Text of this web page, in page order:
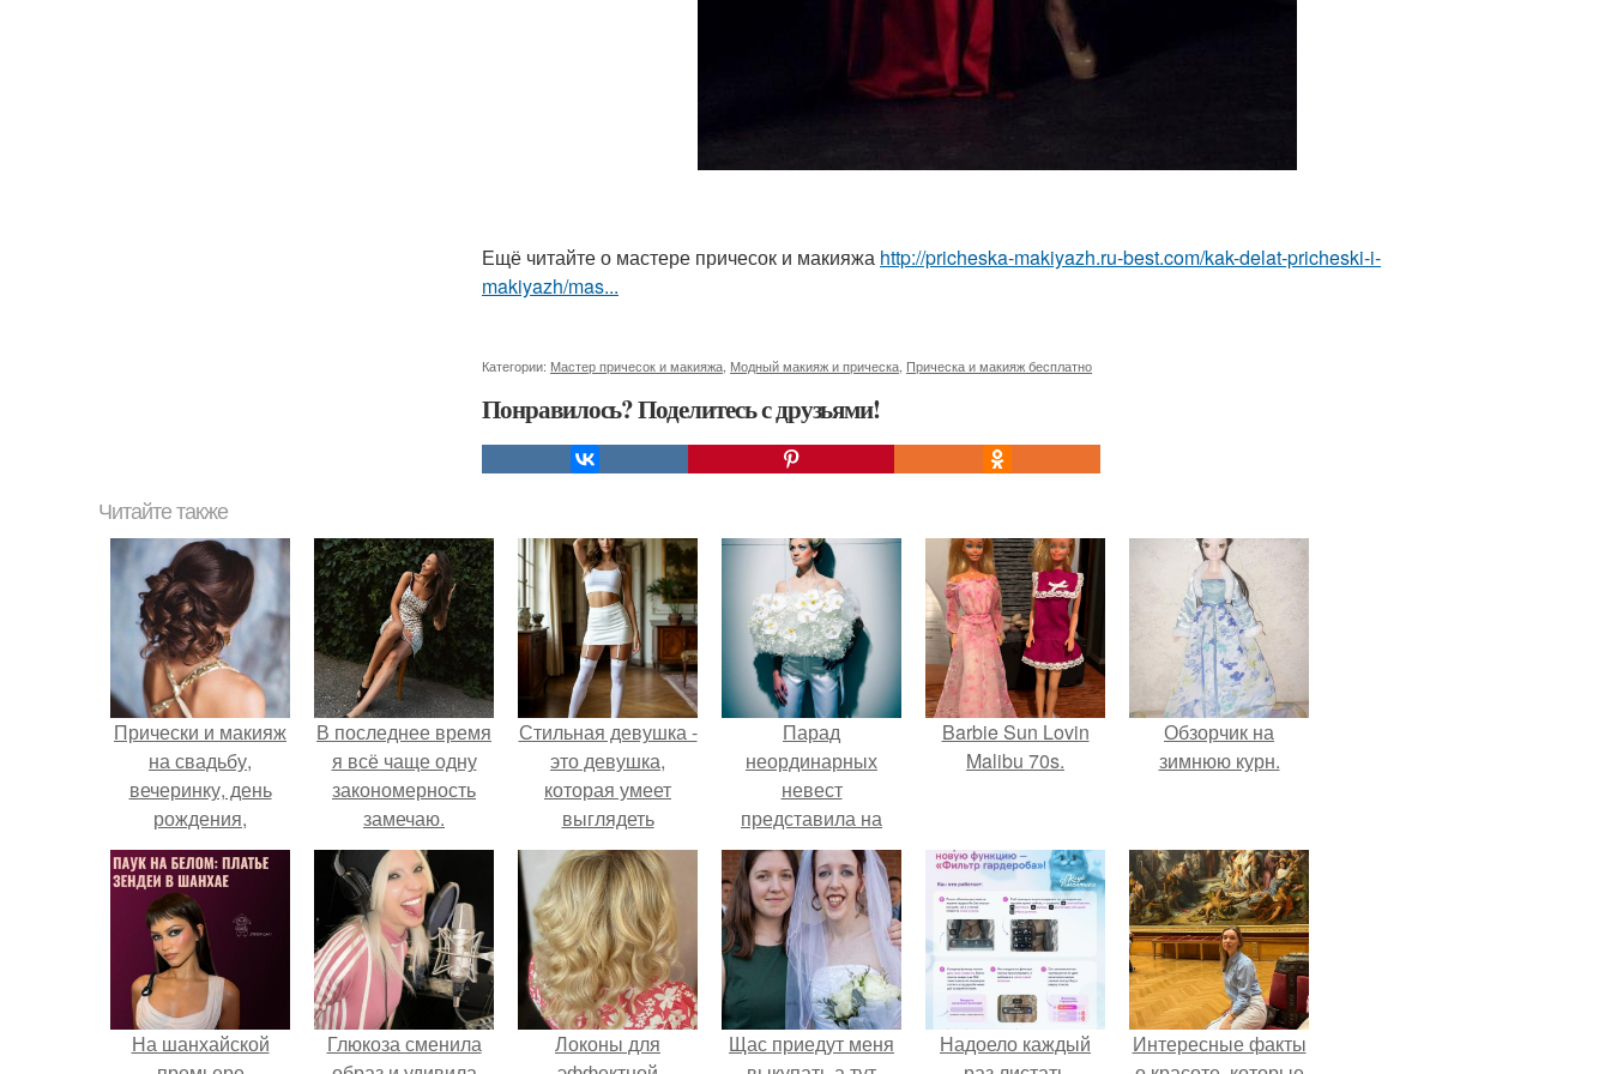
Ещё читайте о мастере причесок и макияжа http://pricheska-makiyazh.ru-best.com/kak-delat-pricheski-i-
makiyazh/mas...
Категории: Мастер причесок и макияжа Модный макияж и прическа Прическа и макияж бесплатно
Понравилось? Поделитесь с друзьями!
Читайте также
Прически и макияж
на свадьбу,
вечеринку, день
рождения,
выпускной,
корпоратив,
фотосессию и
просто на каждый
день.
В последнее время
я всё чаще одну
закономерность
замечаю.
Стильная девушка -
это девушка,
которая умеет
выглядеть
привлекательно и
элегантно в любои
ситуации.
Парад
неординарных
невест
представила на
цветочном шоу,
прошедшем в
рамках свадебной
выставки в Брно,
флорист из Чехии
мари биттнерова.
Barbie Sun Lovin
Malibu 70s.
Обзорчик на
зимнюю курн.
На шанхайской
Глюкоза сменила
Локоны для
Щас приедут меня
Надоело каждый
Интересные факты